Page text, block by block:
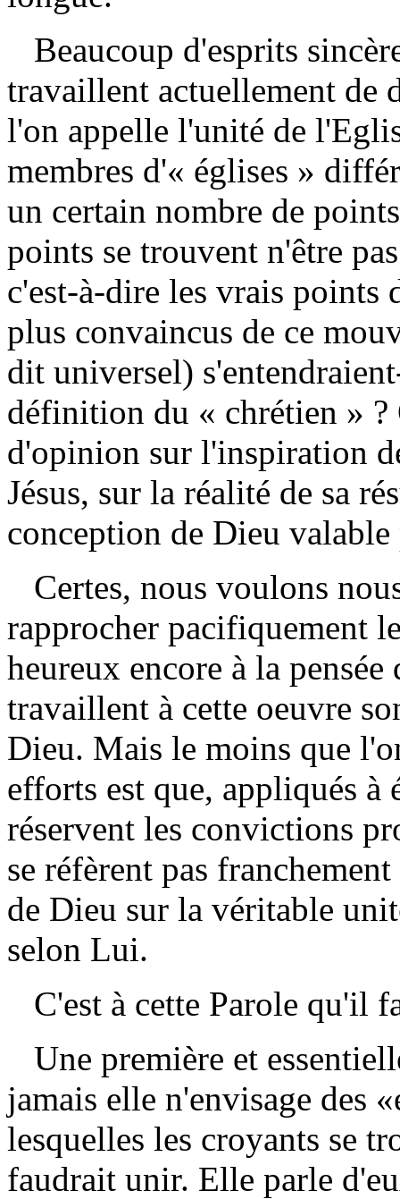
Beaucoup d'esprits
travaillent actuellement de
l'on appelle l'unité de
membres d'« églises »
un certain nombre de
points se trouvent n'être
c'est-à-dire les vrais points
plus convaincus de ce
dit universel)
définition du « chrétien » ?
d'opinion sur l'inspiration
Jésus, sur la réalité de sa
conception de Dieu
Certes, nous voulons
rapprocher pacifiquement
heureux encore à la
travaillent à cette oeuvre
Dieu. Mais le moins que
efforts est que, appliqués
réservent les convictions
se réfèrent pas
de Dieu sur la véritable
selon Lui.
C'est à cette Parole qu'il
Une première et
jamais elle n'envisage des
lesquelles les croyants se
faudrait unir. Elle parle